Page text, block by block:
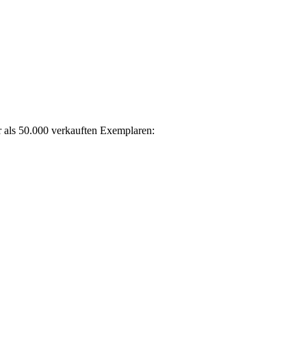
als 50.000 verkauften Exemplaren: